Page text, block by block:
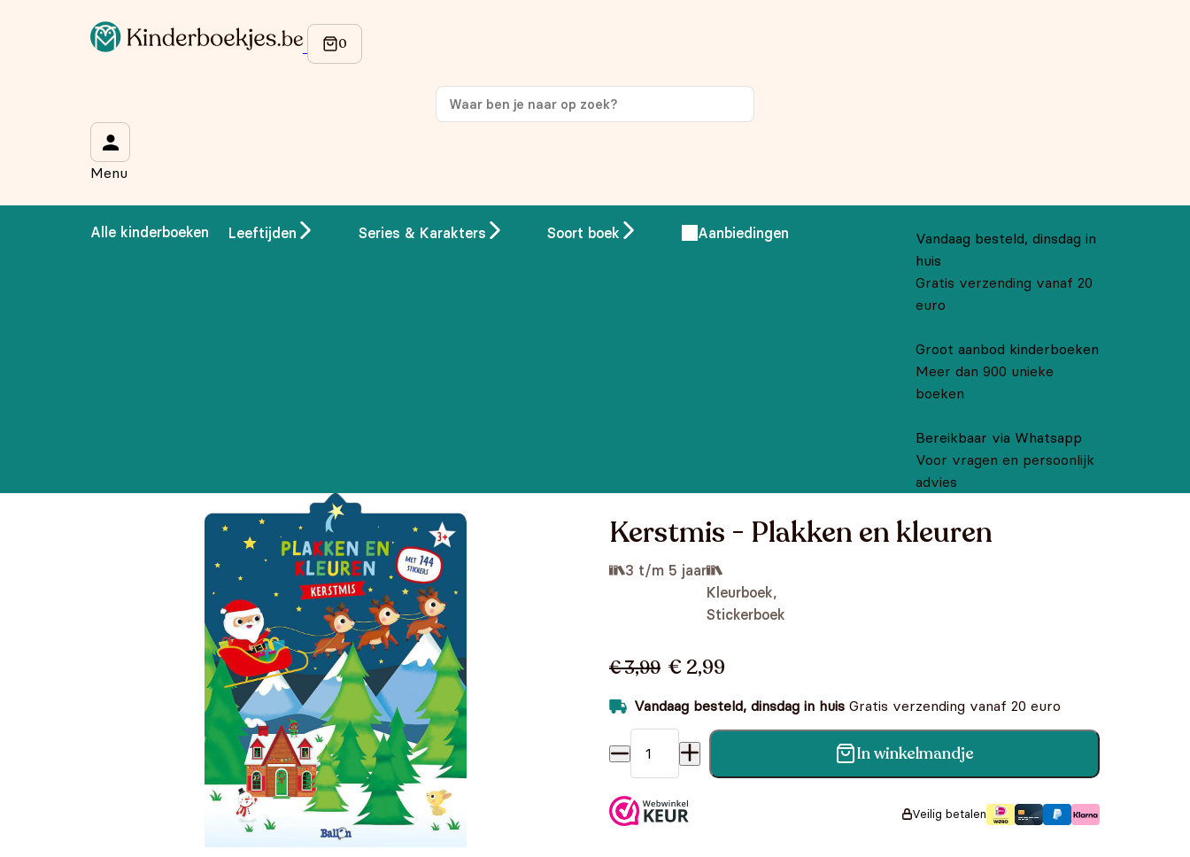
Menu
Alle kinderboeken Leeftijden Series & Karakters Soort boek Aanbiedingen
Vandaag besteld, dinsdag in
huis
Gratis verzending vanaf 20
euro
Groot aanbod kinderboeken
Meer dan 900 unieke
boeken
Bereikbaar via Whatsapp
Voor vragen en persoonlijk
advies
Kerstmis - Plakken en kleuren
3 t/m 5 jaar
Kleurboek,
Stickerboek
€ 3,99 € 2,99
Vandaag besteld, dinsdag in huis Gratis verzending vanaf 20 euro
Kerstmis - Plakken en kleuren aantal In winkelmandje
Veilig betalen
Op de hoogte blijven van onze acties?
op je eerste aankoop!
Wat is je voornaam?